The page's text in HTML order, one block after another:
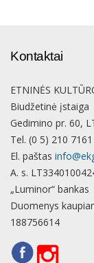
Kontaktai
ETNINĖS
Biudžetinė įstaiga
Gedimino pr. 60,
Tel. (0 5) 210 7161
El. paštas
A. s.
„Luminor“ bankas
Duomenys
188756614